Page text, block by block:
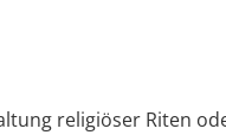
religiöser Riten